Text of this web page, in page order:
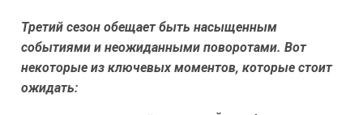
Третий сезон обещает быть насыщенным
событиями и неожиданными поворотами. Вот
некоторые из ключевых моментов, которые стоит
ожидать: